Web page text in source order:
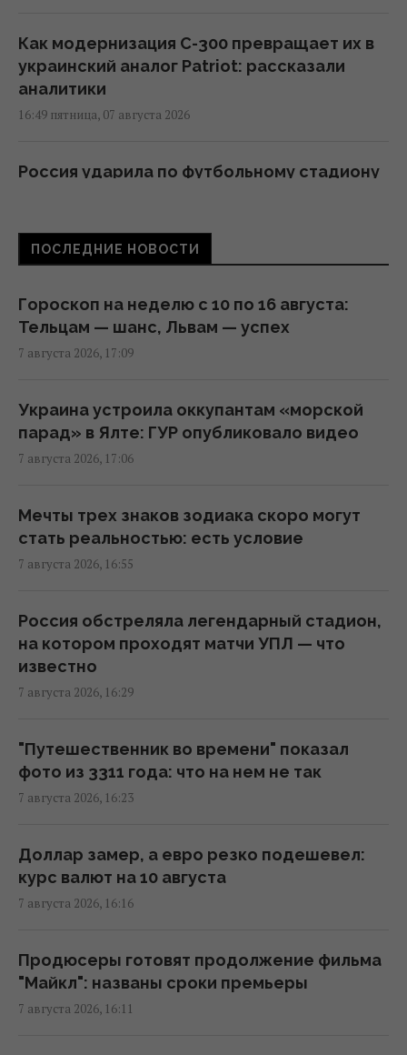
Как модернизация С-300 превращает их в
украинский аналог Patriot: рассказали
аналитики
16:49 пятница, 07 августа 2026
Россия ударила по футбольному стадиону
провел "морской парад" в Ялте
16:31 пятница, 07 августа 2026
складов Wildberries больно бьет по РФ, -
Die Welt
16:22 пятница, 07 августа 2026
Украинцев предупредили об обмане на
кассе: что делать, если цена в чеке выше
ценника
Любят ли кошки своих хозяев так же, как
собаки: вот что выяснила наука
16:17 пятница, 07 августа 2026
В уголовном деле рынка "Столичный"
материалами стали сообщения о
поддержке ВСУ, - СМИ
В июне – 30 бомб, в июле – более 50: в ОВА
заявили об усилении авиаударов по Сумам
Без пересмотра прайс-кэпов Украине
будет сложнее импортировать
ПОСЛЕДНИЕ НОВОСТИ
Гороскоп на неделю с 10 по 16 августа:
Тельцам — шанс, Львам — успех
7 августа 2026, 17:09
Украина устроила оккупантам «морской
парад» в Ялте: ГУР опубликовало видео
7 августа 2026, 17:06
Мечты трех знаков зодиака скоро могут
стать реальностью: есть условие
7 августа 2026, 16:55
Россия обстреляла легендарный стадион,
на котором проходят матчи УПЛ — что
известно
7 августа 2026, 16:29
"Путешественник во времени" показал
фото из 3311 года: что на нем не так
7 августа 2026, 16:23
Доллар замер, а евро резко подешевел:
курс валют на 10 августа
7 августа 2026, 16:16
Продюсеры готовят продолжение фильма
"Майкл": названы сроки премьеры
7 августа 2026, 16:11